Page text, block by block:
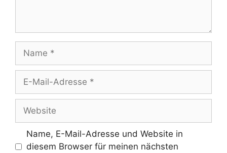
Mail-
Adresse
Name, E-Mail-Adresse und Website in
diesem Browser für meinen nächsten